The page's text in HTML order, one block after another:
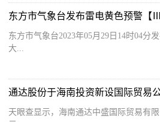
东方市气象台2023年05月29日14时04分
大...
通达股份于海南投资新设国际贸易
天眼查显示，海南通达中盛国际贸易有